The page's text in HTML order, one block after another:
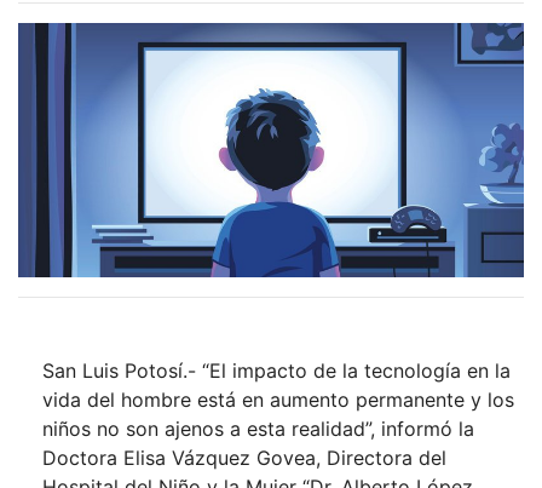
San Luis Potosí.- “El impacto de la tecnología en la
vida del hombre está en aumento permanente y los
niños no son ajenos a esta realidad”, informó la
Doctora Elisa Vázquez Govea, Directora del